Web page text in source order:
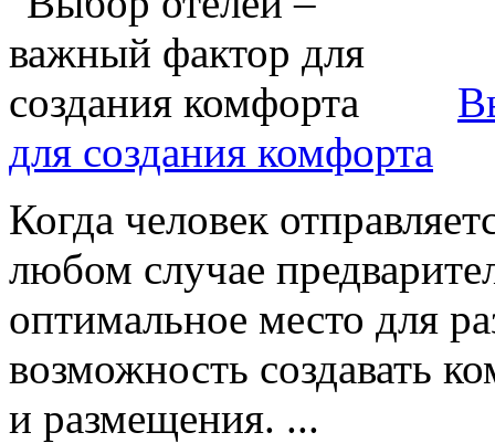
для создания комфорта
Когда человек
любом случае
оптимальное место для
возможность создавать
и размещения. ...